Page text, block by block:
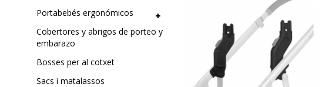
Portabebés ergonómicos
Cobertores y abrigos de porteo y
embarazo
Bosses per al cotxet
Sacs i matalassos